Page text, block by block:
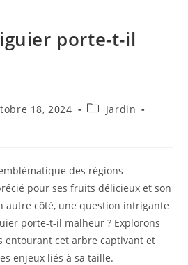
porte-t-il
18, 2024
Jardin
des régions
pour ses fruits délicieux et son
autre côté, une question intrigante
porte-t-il malheur ? Explorons
entourant cet arbre captivant et
enjeux liés à sa taille.